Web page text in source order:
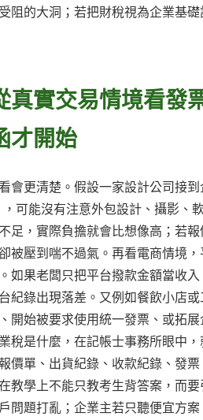
阻的大洞；若把財稅視為企業基
真實交易情境看發
才開始
會更清楚。假設一家設計公司接
可能沒有注意外包設計、攝影、
足，實際負擔就會比想像高；若
被壓到喘不過氣。再看電商情境
如果老闆只把平台撥款金額當收
紀錄出現落差。又例如餐飲小店
開始被要求使用統一發票、或拓
稅是什麼，在記帳士事務所眼中
價單、出貨紀錄、收款紀錄、發
教學上不能只教考生背答案，而
問題打亂；企業主若只聽便宜方